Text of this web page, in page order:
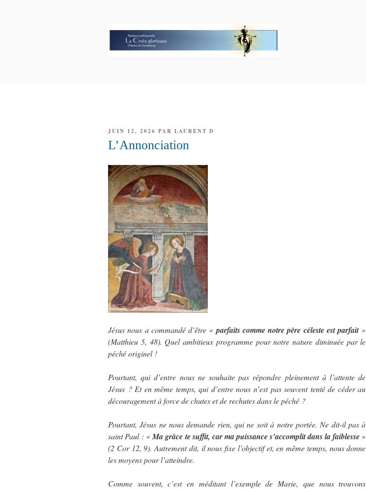
PUBLIÉ
JUIN 12, 2026 PAR LAURENT D
L’Annonciation
Jésus nous a commandé d’être « parfaits comme notre père céleste est parfait»
(Matthieu 5, 48). Quel ambitieux programme pour notre nature diminuée par le
péché originel !
Pourtant, qui d’entre nous ne souhaite pas répondre pleinement à l’attente de
Jésus ? Et en même temps, qui d’entre nous n’est pas souvent tenté de céder au
découragement à force de chutes et de rechutes dans le péché ?
Pourtant, Jésus ne nous demande rien, qui ne soit à notre portée. Ne dit-il pas à
saint Paul : «Ma grâce te suffit, car ma puissance s’accomplit dans la faiblesse»
(2 Cor 12, 9). Autrement dit, il nous fixe l’objectif et, en même temps, nous donne
les moyens pour l’atteindre.
Comme souvent, c’est en méditant l’exemple de Marie, que nous trouvons